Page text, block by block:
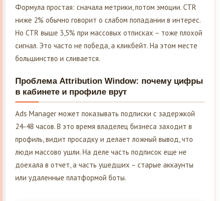
Формула простая: сначала метрики, потом эмоции. CTR
ниже 2% обычно говорит о слабом попадании в интерес.
Но CTR выше 3,5% при массовых отписках – тоже плохой
сигнал. Это часто не победа, а кликбейт. На этом месте
большинство и сливается.
Проблема Attribution Window: почему цифры
в кабинете и профиле врут
Ads Manager может показывать подписки с задержкой
24-48 часов. В это время владелец бизнеса заходит в
профиль, видит просадку и делает ложный вывод, что
люди массово ушли. На деле часть подписок еще не
доехала в отчет, а часть ушедших – старые аккаунты
или удаленные платформой боты.